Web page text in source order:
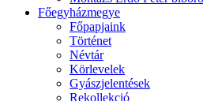
Főegyházmegye
Főpapjaink
Történet
Névtár
Körlevelek
Gyászjelentések
Rekollekció